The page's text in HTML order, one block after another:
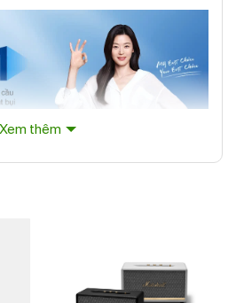
Ecovacs Deebot N20
Xem thêm